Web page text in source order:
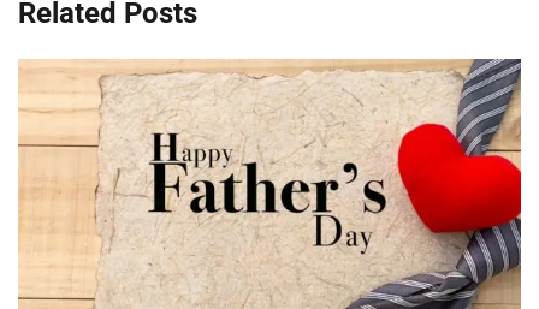
Related Posts